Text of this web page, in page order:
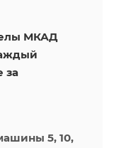
МКАД
за
5, 10,